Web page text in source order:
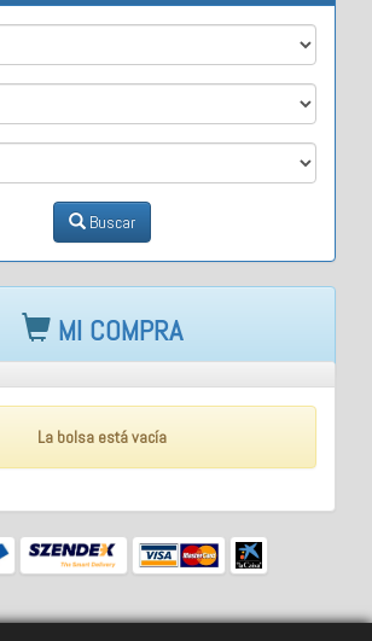
Buscar
MI COMPRA
La bolsa está vacía